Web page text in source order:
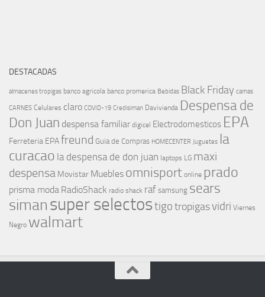
DESTACADAS
almacenes tropigas banco agricola banco promerica Bebidas Black Friday camas
CARNES Celulares claro COVID-19 Credisiman Davivienda Despensa de
Don Juan despensa familiar digicel Electrodomesticos EPA
Ferreteria EPAfreund Guia de Compras HOMECENTER Juguetes la
curacao la despensa de don juan laptops LG maxi
despensa Movistar Muebles omnisport online prado
prisma moda RadioShack radio shack raf samsung sears
simansuper selectostigotropigasvidri Viernes
Negro walmart